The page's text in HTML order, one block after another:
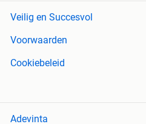
Veilig en Succesvol
Voorwaarden
Cookiebeleid
Adevinta